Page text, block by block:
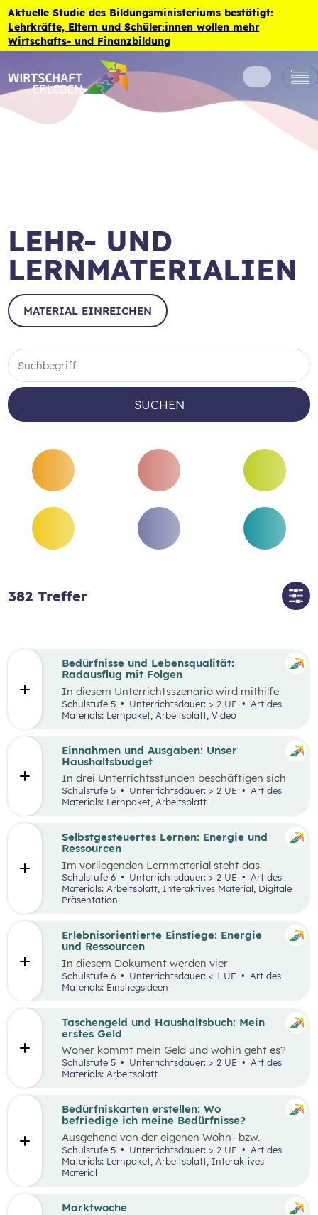
Zum Inhalt der Seite springen
Aktuelle Studie des Bildungsministeriums bestätigt:
Lehrkräfte, Eltern und Schüler:innen wollen mehr
Wirtschafts- und Finanzbildung
LEHR- UND
LERNMATERIALIEN
MATERIAL EINREICHEN
SUCHEN
382 Treffer
Erlebnisorientierte Einstiege: Energie
und Ressourcen
In diesem Dokument werden vier
Einstiegsideen für den Kompetenzbereich
„Nachhaltiger Umgang mit Energie und
Ressourcen“ präsentiert.
Schulstufe 6 Unterrichtsdauer: < 1 UE
Materials: Einstiegsideen
Bedürfniskarten erstellen: Wo
befriedige ich meine Bedürfnisse?
Ausgehend von der eigenen Wohn- bzw.
Schulortgemeinde sollen die Schüler:innen ihre
Umgebung analysieren und eine eigene
Bedürfniskarte (mit Scribble Maps) erstellen
befriedige ich meine Bedürfnisse?“ Der Fokus
Schulstufe 5 Unterrichtsdauer: > 2 UE
Materials: Lernpaket, Arbeitsblatt, Interaktives
Material
Taschengeld und Haushaltsbuch: Mein
erstes Geld
Woher kommt mein Geld und wohin geht es?
Was ist ein Haushaltsbuch und wofür brauche
ich es? Geld ist im Alltag vieler Mensch präsent
Schüler:innen an das Thema Geld herangeführt
werden.
Schulstufe 5 Unterrichtsdauer: > 2 UE
Art des
Materials: Arbeitsblatt
Einnahmen und Ausgaben: Unser
Haushaltsbudget
In drei Unterrichtsstunden beschäftigen sich
die Schüler:innen mit den Einnahmen und
Ausgaben von Haushalten.
Schulstufe 5 Unterrichtsdauer: > 2 UE
Materials: Lernpaket, Arbeitsblatt
Bedürfnisse und Lebensqualität:
Radausflug mit Folgen
In diesem Unterrichtsszenario wird mithilfe
eines Kurzvideos und zusätzlichem Material der
Fokus auf finanzielle Entscheidungen und
Bedürfnisse gelegt. Kinder und Jugendliche
Entscheidungen. Dabei gilt es, Bedürfnisse und
Prioritäten, aber auch die eigenen finanziellen
Möglichkeiten zu berücksichtigen. Oft möchte
man mehr haben, als man sich leisten kann und
muss aufgrund der Knappheit auf etwas
verzichten. Konsum ist jedoch nicht die einzige
Schulstufe 5 Unterrichtsdauer: > 2 UE
Materials: Lernpaket, Arbeitsblatt, Video
Selbstgesteuertes Lernen: Energie und
Ressourcen
Im vorliegenden Lernmaterial steht das
selbstgesteuerte Lernen im Vordergrund. Es
werden die wesentlichen Ressourcen und
Energieträger für die Wirtschaft und unser
Schulstufe 6 Unterrichtsdauer: > 2 UE
Art des
Materials: Arbeitsblatt, Interaktives Material, Digitale
Präsentation
Marktwoche